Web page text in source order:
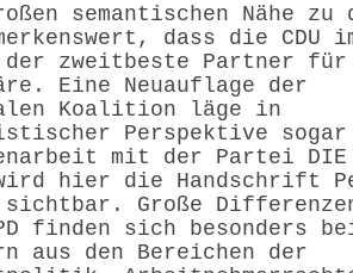
semantischen Nähe zu
dass die CDU
der zweitbeste Partner
Eine Neuauflage der
Koalition läge in
Perspektive
mit der Partei DIE
hier die Handschrift
Große
finden sich besonders
aus den Bereichen der